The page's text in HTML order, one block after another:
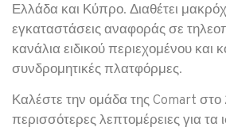
Ελλάδα και Κύπρο. Διαθέτει
εγκαταστάσεις αναφοράς σε
κανάλια ειδικού περιεχομένου και
συνδρομητικές πλατφόρμες.
Καλέστε την ομάδα της Comart στο
περισσότερες λεπτομέρειες για τα